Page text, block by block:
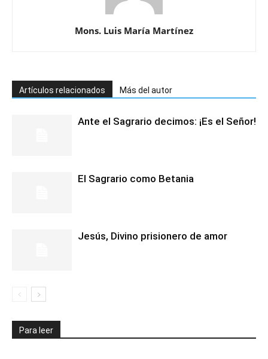
Mons. Luis María Martínez
Artículos relacionados Más del autor
Ante el Sagrario decimos: ¡Es el Señor!
El Sagrario como Betania
Jesús, Divino prisionero de amor
Para leer